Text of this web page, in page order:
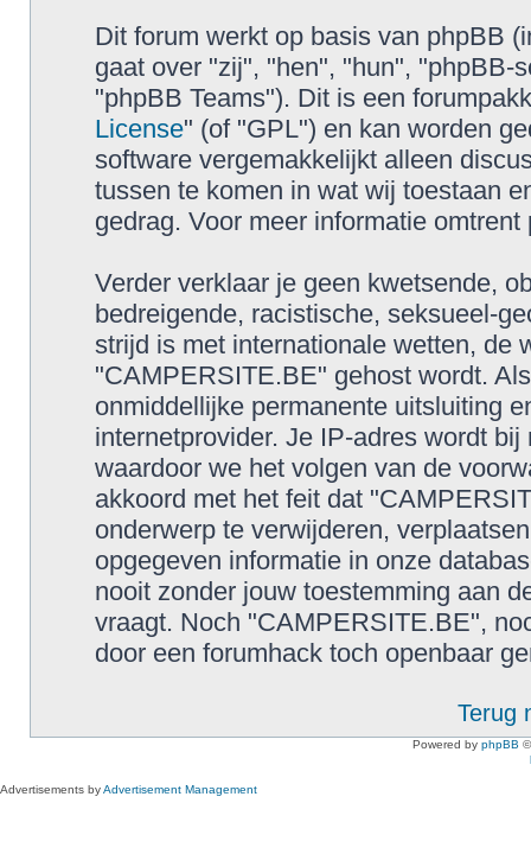
Dit forum werkt op basis van phpBB
gaat over "zij", "hen", "hun", "phpBB-
"phpBB Teams"). Dit is een
License" (of "GPL") en kan worden
software vergemakkelijkt alleen
tussen te komen in wat wij toestaan
gedrag. Voor meer informatie
Verder verklaar je geen kwetsende,
bedreigende, racistische, seksueel-
strijd is met internationale wetten, de
"CAMPERSITE.BE" gehost wordt.
onmiddellijke permanente uitsluiting
internetprovider. Je IP-adres wordt
waardoor we het volgen van de
akkoord met het feit dat
onderwerp te verwijderen,
opgegeven informatie in onze
nooit zonder jouw toestemming aan
vraagt. Noch "CAMPERSITE.BE",
door een forumhack toch openbaar
Terug
Powered by phpBB
Advertisements byAdvertisement Management